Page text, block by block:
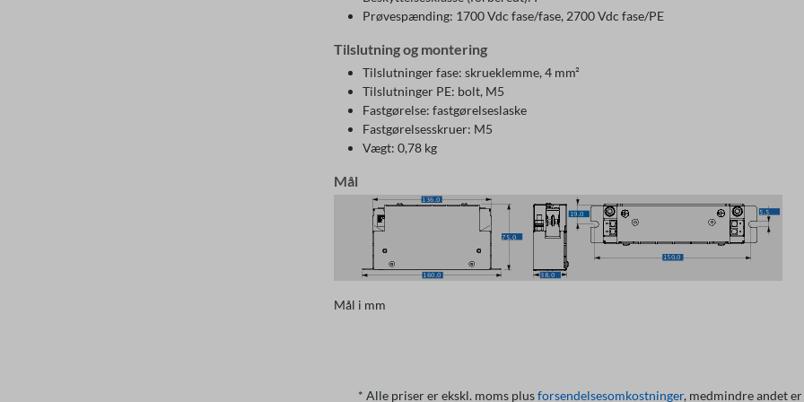
Prøvespænding: 1700 Vdc fase/fase, 2700 Vdc fase/PE
Tilslutning og montering
Tilslutninger fase: skrueklemme, 4 mm²
Tilslutninger PE: bolt, M5
Fastgørelse: fastgørelseslaske
Fastgørelsesskruer: M5
Vægt: 0,78 kg
Mål
Mål i mm
* Alle priser er ekskl. moms plusforsendelsesomkostninger, medmindre andet er